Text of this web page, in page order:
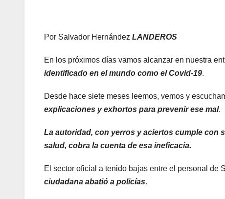
Por Salvador Hernández LANDEROS
En los próximos días vamos alcanzar en nuestra
identificado en el mundo como el Covid-19.
Desde hace siete meses leemos, vemos y
explicaciones y exhortos para prevenir ese mal.
La autoridad, con yerros y aciertos cumple con
salud, cobra la cuenta de esa ineficacia.
El sector oficial a tenido bajas entre el personal de
ciudadana abatió a policías.